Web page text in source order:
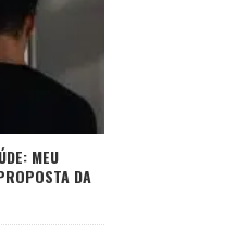
MEU
DA